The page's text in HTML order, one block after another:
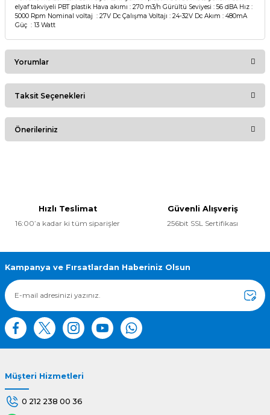
elyaf takviyeli PBT plastik Hava akımı : 270 m3/h Gürültü Seviyesi : 56 dBA Hız :
5000 Rpm Nominal voltaj : 27V Dc Çalışma Voltajı : 24-32V Dc Akım : 480mA
Güç : 13 Watt
Yorumlar
Bu ürüne ilk yorumu siz yapın!
Taksit Seçenekleri
Önerileriniz
Ürün bilgilerinde hatalar bulunuyor.
Ürün fiyatı diğer sitelerden daha pahalı.
Bu ürüne benzer farklı alternatifler olmalı.
Hızlı Teslimat
16:00’a kadar ki tüm siparişler
Güvenli Alışveriş
256bit SSL Sertifikası
Kampanya ve Fırsatlardan Haberiniz Olsun
Müşteri Hizmetleri
0 212 238 00 36